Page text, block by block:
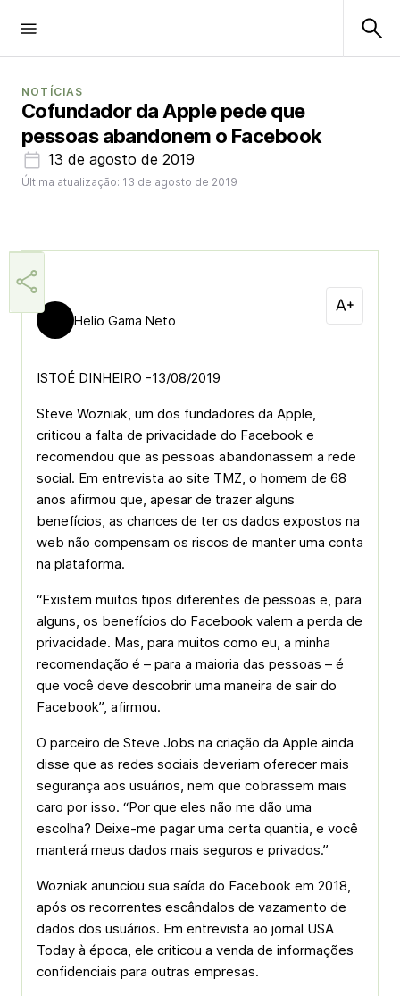
NOTÍCIAS
Cofundador da Apple pede que
pessoas abandonem o Facebook
13 de agosto de 2019
Última atualização: 13 de agosto de 2019
Helio Gama Neto
ISTOÉ DINHEIRO -13/08/2019
Steve Wozniak, um dos fundadores da Apple,
criticou a falta de privacidade do Facebook e
recomendou que as pessoas abandonassem a rede
social. Em entrevista ao site TMZ, o homem de 68
anos afirmou que, apesar de trazer alguns
benefícios, as chances de ter os dados expostos na
web não compensam os riscos de manter uma conta
na plataforma.
“Existem muitos tipos diferentes de pessoas e, para
alguns, os benefícios do Facebook valem a perda de
privacidade. Mas, para muitos como eu, a minha
recomendação é – para a maioria das pessoas – é
que você deve descobrir uma maneira de sair do
Facebook”, afirmou.
O parceiro de Steve Jobs na criação da Apple ainda
disse que as redes sociais deveriam oferecer mais
segurança aos usuários, nem que cobrassem mais
caro por isso. “Por que eles não me dão uma
escolha? Deixe-me pagar uma certa quantia, e você
manterá meus dados mais seguros e privados.”
Wozniak anunciou sua saída do Facebook em 2018,
após os recorrentes escândalos de vazamento de
dados dos usuários. Em entrevista ao jornal USA
Today à época, ele criticou a venda de informações
confidenciais para outras empresas.